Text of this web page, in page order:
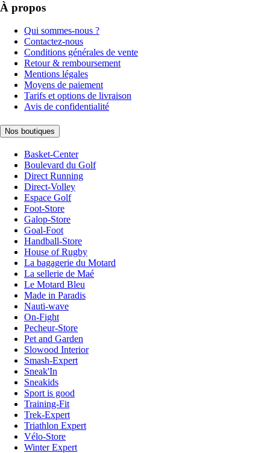
À propos
Qui sommes-nous ?
Contactez-nous
Conditions générales de vente
Retour & remboursement
Mentions légales
Moyens de paiement
Tarifs et options de livraison
Avis de confidentialité
Nos boutiques
Basket-Center
Boulevard du Golf
Direct Running
Direct-Volley
Espace Golf
Foot-Store
Galop-Store
Goal-Foot
Handball-Store
House of Rugby
La bagagerie du Motard
La sellerie de Maé
Le Motard Bleu
Made in Paradis
Nauti-wave
On-Fight
Pecheur-Store
Pet and Garden
Slowood Interior
Smash-Expert
Sneak'In
Sneakids
Sport is good
Training-Fit
Trek-Expert
Triathlon Expert
Vélo-Store
Winter Expert